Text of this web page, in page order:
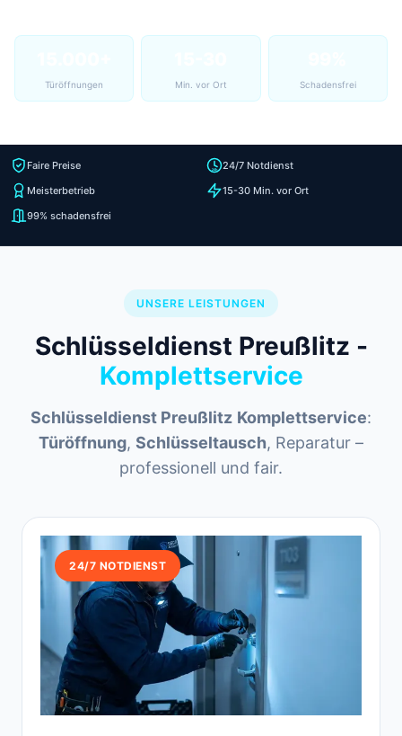
Türöffnungen Min. vor Ort Schadensfrei
Faire Preise
24/7 Notdienst
Meisterbetrieb
15-30 Min. vor Ort
99% schadensfrei
UNSERE LEISTUNGEN
Schlüsseldienst Preußlitz -
Komplettservice
Schlüsseldienst Preußlitz Komplettservice:
Türöffnung, Schlüsseltausch, Reparatur –
professionell und fair.
24/7 NOTDIENST